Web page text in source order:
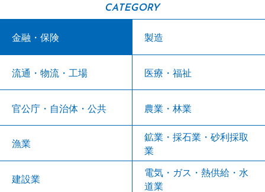
CATEGORY
金融・保険 製造
流通・物流・工場 医療・福祉
官公庁・自治体・公共 農業・林業
漁業
鉱業・採石業・砂利採取
業
建設業
電気・ガス・熱供給・水
道業